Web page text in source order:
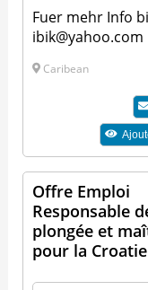
Fuer mehr Info
ibik@yahoo.com
Caribean
Offre Emploi
Responsable
plongée et
pour la